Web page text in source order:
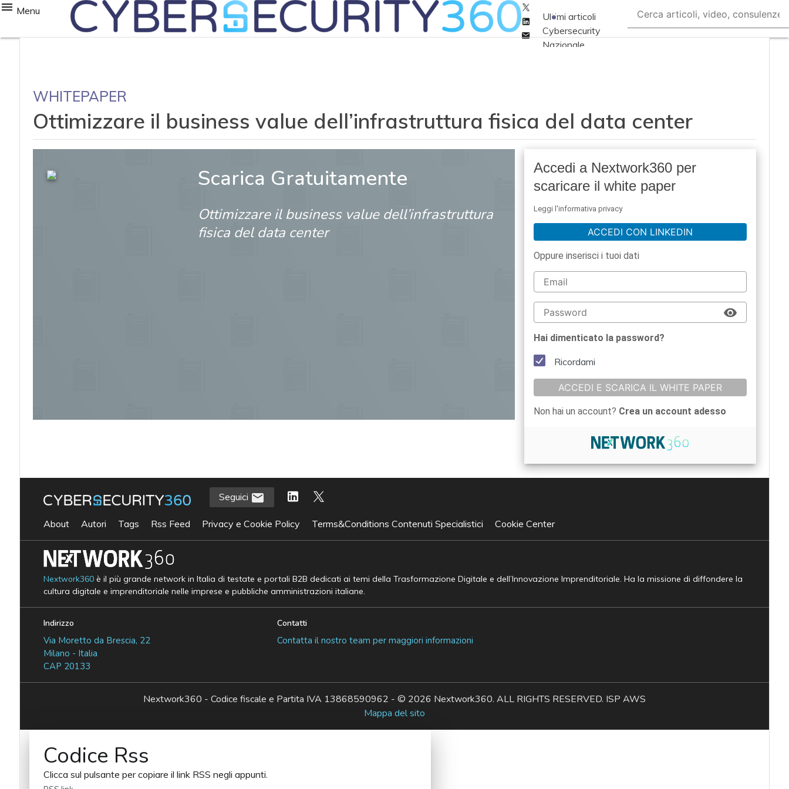
Menu
Linkedin
Email
Ultimi articoli
Cybersecurity
Nazionale
Soluzioni aziendali
Cultura cyber
analisi Cyber
sicurezza e privacy
Chi siamo
WHITEPAPER
Ottimizzare il business value dell’infrastruttura fisica del data center
Scarica Gratuitamente
Ottimizzare il business value dell’infrastruttura
fisica del data center
Accedi a Nextwork360 per
scaricare il white paper
Leggi l'informativa privacy
ACCEDI CON LINKEDIN
Oppure inserisci i tuoi dati
Hai dimenticato la password?
Ricordami
ACCEDI E SCARICA IL WHITE PAPER
Non hai un account? Crea un account adesso
Seguici
About Autori Tags Rss Feed Privacy e Cookie Policy Terms&Conditions Contenuti Specialistici Cookie Center
Nextwork360è il più grande network in Italia di testate e portali B2B dedicati ai temi della Trasformazione Digitale e dell’Innovazione Imprenditoriale. Ha la missione di diffondere la
cultura digitale e imprenditoriale nelle imprese e pubbliche amministrazioni italiane.
Indirizzo
Via Moretto da Brescia, 22
Milano - Italia
CAP 20133
Contatti
Contatta il nostro team per maggiori informazioni
Nextwork360 - Codice fiscale e Partita IVA 13868590962 - © 2026 Nextwork360. ALL RIGHTS RESERVED. ISP AWS
Mappa del sito
Codice Rss
Clicca sul pulsante per copiare il link RSS negli appunti.